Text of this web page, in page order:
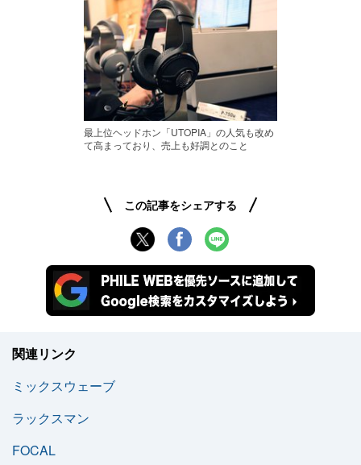
最上位ヘッドホン「UTOPIA」の人気も改め
て高まっており、売上も好調とのこと
この記事をシェアする
関連リンク
ミックスウェーブ
ラックスマン
FOCAL